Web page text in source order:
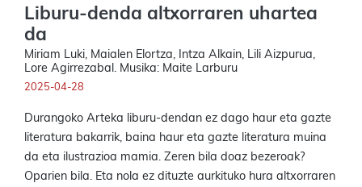
Liburu-denda altxorraren uhartea
da
Miriam Luki, Maialen Elortza, Intza Alkain, Lili Aizpurua,
Lore Agirrezabal. Musika: Maite Larburu
2025-04-28
Durangoko Arteka liburu-dendan ez dago haur eta gazte
literatura bakarrik, baina haur eta gazte literatura muina
da eta ilustrazioa mamia. Zeren bila doaz bezeroak?
Oparien bila. Eta nola ez dituzte aurkituko hura altxorraren